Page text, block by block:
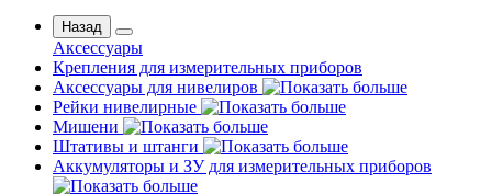
Назад
Аксессуары
Крепления для измерительных приборов
Аксессуары для нивелиров
Рейки нивелирные
Мишени
Штативы и штанги
Аккумуляторы и ЗУ для измерительных приборов